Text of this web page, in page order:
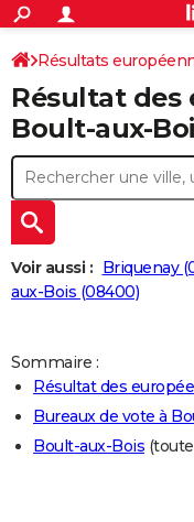
ACTUALITÉS
Politique
Société
Faits Divers
Education
Monde
Villes
+
SPORT
Coupe du monde 2026
Football
Tennis
Cyclisme
Rugby
Forum
CULTURE
Programme TV
TNT
Streaming
Cinéma
Sorties cinéma
Musique
+
FINANCE
Retraite
Impôts
Epargne
Immobilier
Risques naturels par ville
Banque
Assurance
Crédit
AUTO
Essais
Réserver un essai
Citadines
Berlines
SUV
Forum auto
+
HIGH-TECH
Mobiles
Meilleur smartphone
Internet
Ordinateurs
Jeux vidéo
Guide high-tech
+
BRICOLAGE
Guides de France
Escapades
Patrimoine
Expositions
Musées
Week-end nature
LIFESTYLE
Art de vivre
Bien-être
Loisirs
Mode
Modes de vie
Résultats
Résultat des
Boult-aux-
Voir aussi : Briquenay
aux-Bois (08400)
Sommaire :
Résultat des
Bureaux de vote à
Boult-aux-Bois